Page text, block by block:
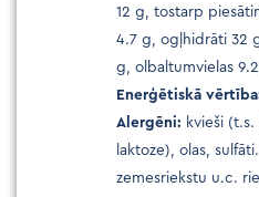
12 g, tostarp
4.7 g, ogļhidrāti 32
g, olbaltumvielas
Enerģētiskā
Alergēni: kvieši
laktoze), olas,
zemesriekstu u.c.